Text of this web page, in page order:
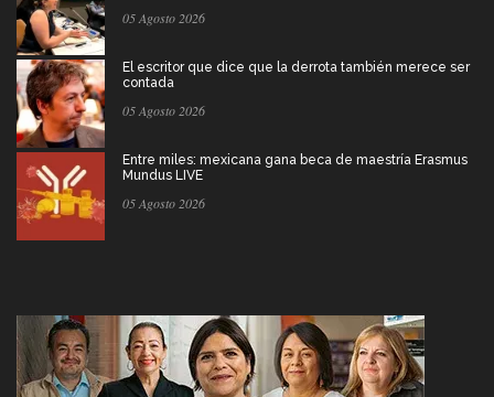
05 Agosto 2026
El escritor que dice que la derrota también merece ser
contada
05 Agosto 2026
Entre miles: mexicana gana beca de maestría Erasmus
Mundus LIVE
05 Agosto 2026